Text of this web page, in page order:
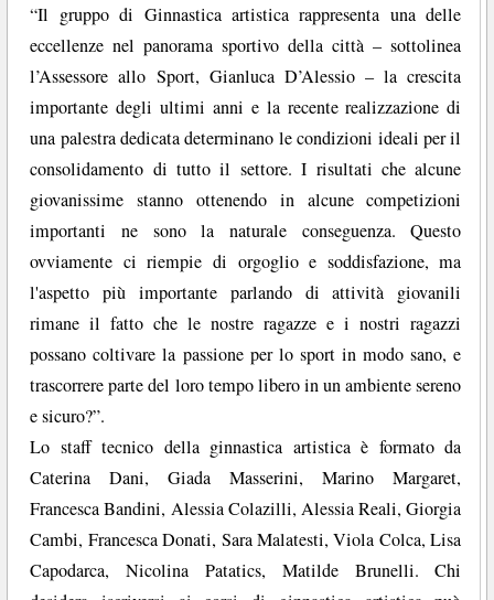
“Il gruppo di Ginnastica artistica rappresenta una delle
eccellenze nel panorama sportivo della città – sottolinea
l’Assessore allo Sport, Gianluca D’Alessio – la crescita
importante degli ultimi anni e la recente realizzazione di
una palestra dedicata determinano le condizioni ideali per il
consolidamento di tutto il settore. I risultati che alcune
giovanissime stanno ottenendo in alcune competizioni
importanti ne sono la naturale conseguenza. Questo
ovviamente ci riempie di orgoglio e soddisfazione, ma
l'aspetto più importante parlando di attività giovanili
rimane il fatto che le nostre ragazze e i nostri ragazzi
possano coltivare la passione per lo sport in modo sano, e
trascorrere parte del loro tempo libero in un ambiente sereno
e sicuro?”.
Lo staff tecnico della ginnastica artistica è formato da
Caterina Dani, Giada Masserini, Marino Margaret,
Francesca Bandini, Alessia Colazilli, Alessia Reali, Giorgia
Cambi, Francesca Donati, Sara Malatesti, Viola Colca, Lisa
Capodarca, Nicolina Patatics, Matilde Brunelli. Chi